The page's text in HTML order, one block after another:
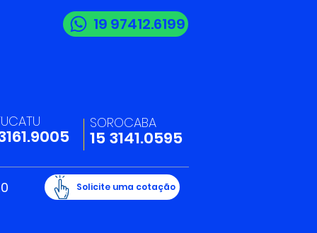
19 97412.6199
SOROCABA
15 3141.0595
Solicite uma cotação